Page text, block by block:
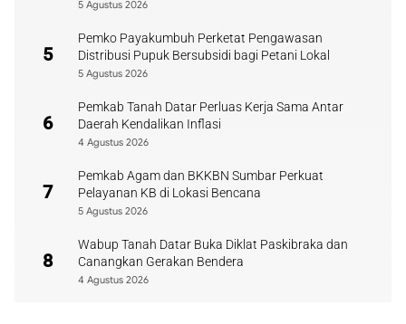
5 Agustus 2026
5
Pemko Payakumbuh Perketat Pengawasan
Distribusi Pupuk Bersubsidi bagi Petani Lokal
5 Agustus 2026
6
Pemkab Tanah Datar Perluas Kerja Sama Antar
Daerah Kendalikan Inflasi
4 Agustus 2026
7
Pemkab Agam dan BKKBN Sumbar Perkuat
Pelayanan KB di Lokasi Bencana
5 Agustus 2026
8
Wabup Tanah Datar Buka Diklat Paskibraka dan
Canangkan Gerakan Bendera
4 Agustus 2026